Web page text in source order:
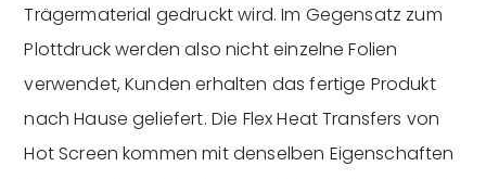
Trägermaterial gedruckt wird. Im Gegensatz zum
Plottdruck werden also nicht einzelne Folien
verwendet, Kunden erhalten das fertige Produkt
nach Hause geliefert. Die Flex Heat Transfers von
Hot Screen kommen mit denselben Eigenschaften